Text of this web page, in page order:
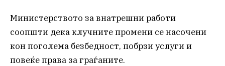
Министерството за внатрешни работи
соопшти дека клучните промени се насочени
кон поголема безбедност, побрзи услуги и
повеќе права за граѓаните.